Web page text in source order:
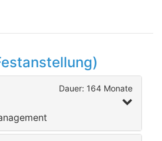
Dauer: 164 Monate